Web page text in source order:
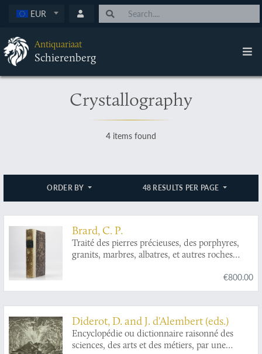
EUR
Antiquariaat
Schierenberg
Crystallography
4 items found
ORDER BY 48 RESULTS PER PAGE
Brard, C. P.
Traité des pierres précieuses, des porphyres,
granits, marbres, albatres, et autres roches
monumens publics et les edifices particuliers;
suivi de la description des machines dont on se
marbrier; ouvrage utile aux joailliers, lapidaires,
bijoutiers; aux architectes, décorateurs, etc.,
etc.
€800.00
Diderot, D. and J. d'Alembert (eds.)
Encyclopédie ou dictionnaire raisonné des
sciences, des arts et des métiers, par une